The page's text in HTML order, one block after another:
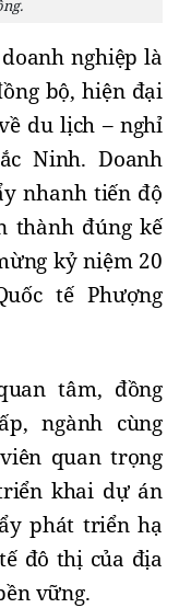
nghiệp là
bộ, hiện đại
du lịch – nghỉ
Ninh. Doanh
nhanh tiến độ
thành đúng kế
kỷ niệm 20
tế Phượng
tâm, đồng
ngành cùng
quan trọng
khai dự án
phát triển hạ
đô thị của địa
vững.